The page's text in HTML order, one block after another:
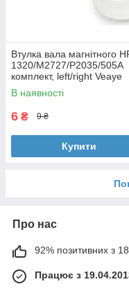
Втулка вала магнітного
1320/M2727/P2035/505A
комплект, left/right Veaye
(BSHMR-505U-VE)
В наявності
6 ₴ 9 ₴
Купити
Про нас
92% позитивних з
Працює з